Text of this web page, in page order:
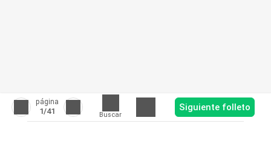
página
1/41 Buscar
Siguiente folleto